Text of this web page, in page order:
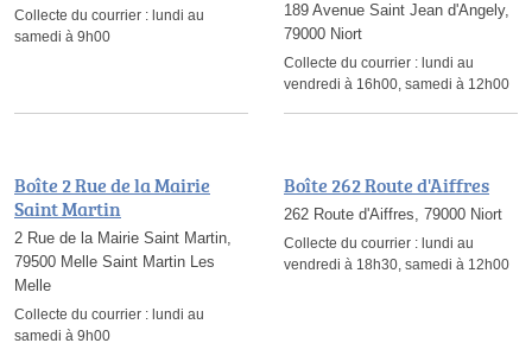
Collecte du courrier : lundi au
samedi à 9h00
189 Avenue Saint Jean d'Angely,
79000 Niort
Collecte du courrier : lundi au
vendredi à 16h00, samedi à 12h00
Boîte 2 Rue de la Mairie
Saint Martin
2 Rue de la Mairie Saint Martin,
79500 Melle Saint Martin Les
Melle
Collecte du courrier : lundi au
samedi à 9h00
Boîte 262 Route d'Aiffres
262 Route d'Aiffres, 79000 Niort
Collecte du courrier : lundi au
vendredi à 18h30, samedi à 12h00